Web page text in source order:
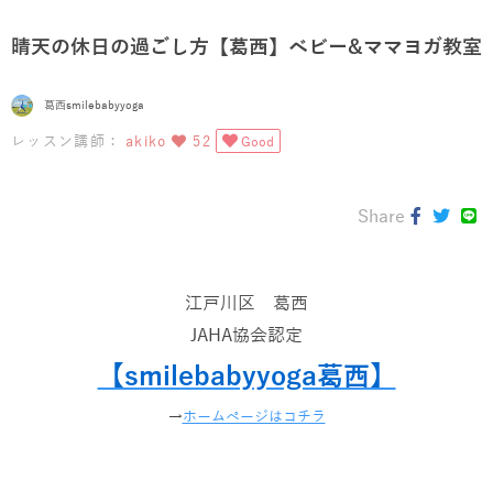
晴天の休日の過ごし方【葛西】ベビー&ママヨガ教室
葛西smilebabyyoga
レッスン講師： akiko 52 Good
Share
江戸川区 葛西
JAHA協会認定
【smilebabyyoga葛西】
→ホームページはコチラ